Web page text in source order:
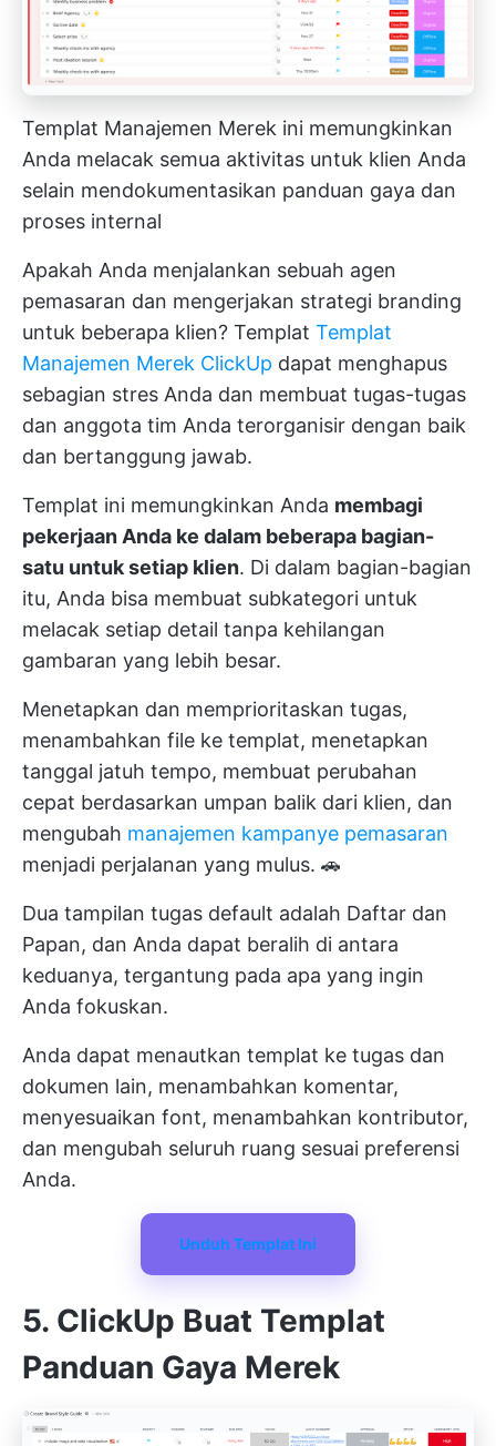
Templat Manajemen Merek ini memungkinkan
Anda melacak semua aktivitas untuk klien Anda
selain mendokumentasikan panduan gaya dan
proses internal
Apakah Anda menjalankan sebuah agen
pemasaran dan mengerjakan strategi branding
untuk beberapa klien? Templat Templat
Manajemen Merek ClickUp dapat menghapus
sebagian stres Anda dan membuat tugas-tugas
dan anggota tim Anda terorganisir dengan baik
dan bertanggung jawab.
Templat ini memungkinkan Anda membagi
pekerjaan Anda ke dalam beberapa bagian-
satu untuk setiap klien. Di dalam bagian-bagian
itu, Anda bisa membuat subkategori untuk
melacak setiap detail tanpa kehilangan
gambaran yang lebih besar.
Menetapkan dan memprioritaskan tugas,
menambahkan file ke templat, menetapkan
tanggal jatuh tempo, membuat perubahan
cepat berdasarkan umpan balik dari klien, dan
mengubah manajemen kampanye pemasaran
menjadi perjalanan yang mulus. 🚗
Dua tampilan tugas default adalah Daftar dan
Papan, dan Anda dapat beralih di antara
keduanya, tergantung pada apa yang ingin
Anda fokuskan.
Anda dapat menautkan templat ke tugas dan
dokumen lain, menambahkan komentar,
menyesuaikan font, menambahkan kontributor,
dan mengubah seluruh ruang sesuai preferensi
Anda.
Unduh Templat Ini
5. ClickUp Buat Templat
Panduan Gaya Merek